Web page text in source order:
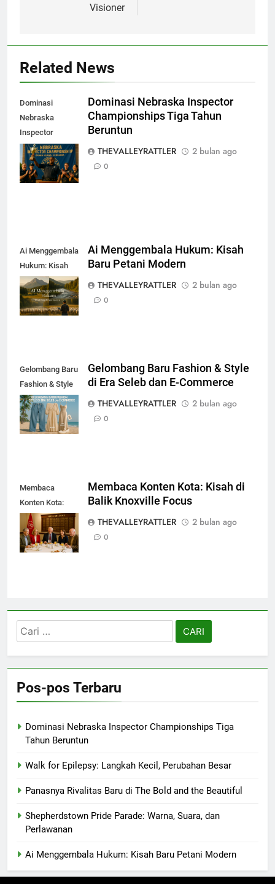
Visioner
Related News
Dominasi
Nebraska
Inspector
Championships
Tiga Tahun
Beruntun
Dominasi Nebraska Inspector
Championships Tiga Tahun
Beruntun
THEVALLEYRATTLER
2 bulan ago
0
Ai Menggembala
Hukum: Kisah
Baru Petani
Modern
Ai Menggembala Hukum: Kisah
Baru Petani Modern
THEVALLEYRATTLER
2 bulan ago
0
Gelombang Baru
Fashion & Style
di Era Seleb dan
E-Commerce
Gelombang Baru Fashion & Style
di Era Seleb dan E-Commerce
THEVALLEYRATTLER
2 bulan ago
0
Membaca
Konten Kota:
Kisah di Balik
Knoxville Focus
Membaca Konten Kota: Kisah di
Balik Knoxville Focus
THEVALLEYRATTLER
2 bulan ago
0
Cari
untuk:
Pos-pos Terbaru
Dominasi Nebraska Inspector Championships Tiga
Tahun Beruntun
Walk for Epilepsy: Langkah Kecil, Perubahan Besar
Panasnya Rivalitas Baru di The Bold and the Beautiful
Shepherdstown Pride Parade: Warna, Suara, dan
Perlawanan
Ai Menggembala Hukum: Kisah Baru Petani Modern